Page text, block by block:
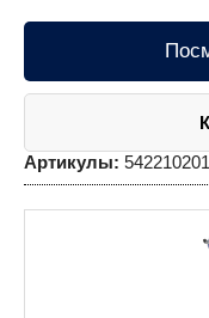
Артикулы: